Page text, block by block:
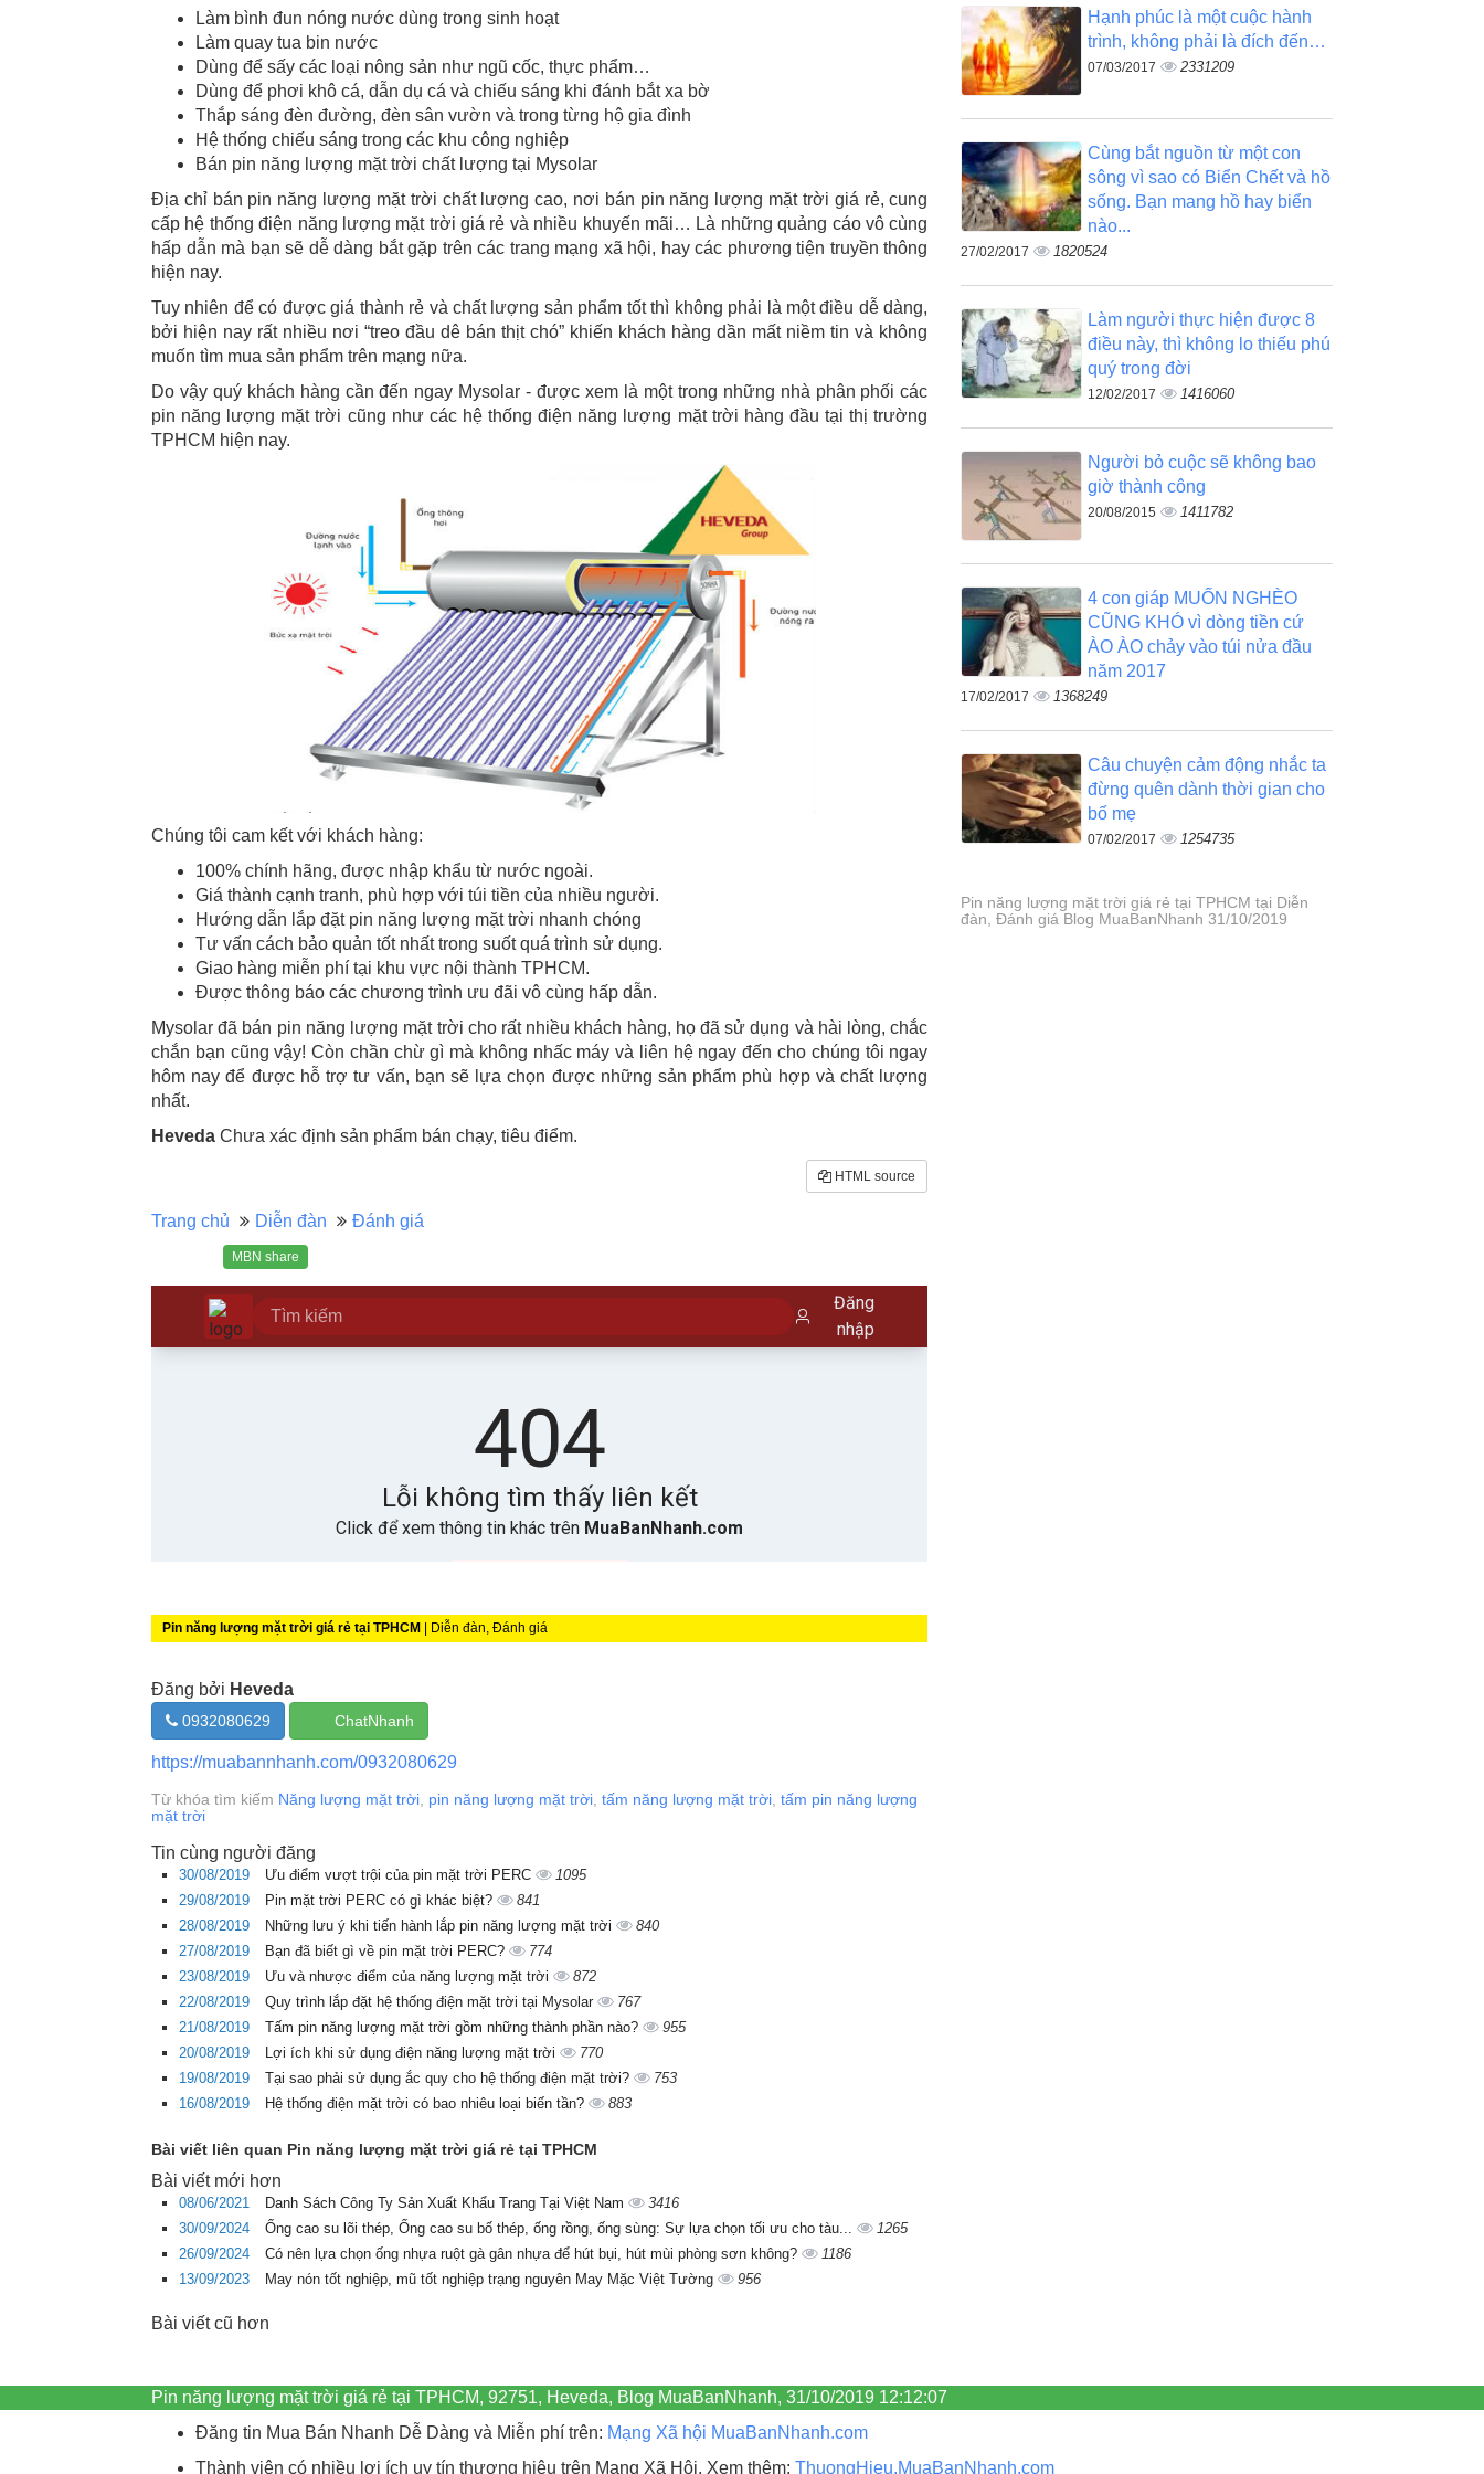
Làm bình đun nóng nước dùng trong sinh hoạt
Làm quay tua bin nước
Dùng để sấy các loại nông sản như ngũ cốc, thực phẩm…
Dùng để phơi khô cá, dẫn dụ cá và chiếu sáng khi đánh bắt xa bờ
Thắp sáng đèn đường, đèn sân vườn và trong từng hộ gia đình
Hệ thống chiếu sáng trong các khu công nghiệp
Bán pin năng lượng mặt trời chất lượng tại Mysolar
Địa chỉ bán pin năng lượng mặt trời chất lượng cao, nơi bán pin năng lượng mặt trời giá rẻ, cung
cấp hệ thống điện năng lượng mặt trời giá rẻ và nhiều khuyến mãi… Là những quảng cáo vô cùng
hấp dẫn mà bạn sẽ dễ dàng bắt gặp trên các trang mạng xã hội, hay các phương tiện truyền thông
hiện nay.
Tuy nhiên để có được giá thành rẻ và chất lượng sản phẩm tốt thì không phải là một điều dễ dàng,
bởi hiện nay rất nhiều nơi “treo đầu dê bán thịt chó” khiến khách hàng dần mất niềm tin và không
muốn tìm mua sản phẩm trên mạng nữa.
Do vậy quý khách hàng cần đến ngay Mysolar - được xem là một trong những nhà phân phối các
pin năng lượng mặt trời cũng như các hệ thống điện năng lượng mặt trời hàng đầu tại thị trường
TPHCM hiện nay.
Chúng tôi cam kết với khách hàng:
100% chính hãng, được nhập khẩu từ nước ngoài.
Giá thành cạnh tranh, phù hợp với túi tiền của nhiều người.
Hướng dẫn lắp đặt pin năng lượng mặt trời nhanh chóng
Tư vấn cách bảo quản tốt nhất trong suốt quá trình sử dụng.
Giao hàng miễn phí tại khu vực nội thành TPHCM.
Được thông báo các chương trình ưu đãi vô cùng hấp dẫn.
Mysolar đã bán pin năng lượng mặt trời cho rất nhiều khách hàng, họ đã sử dụng và hài lòng, chắc
chắn bạn cũng vậy! Còn chần chừ gì mà không nhấc máy và liên hệ ngay đến cho chúng tôi ngay
hôm nay để được hỗ trợ tư vấn, bạn sẽ lựa chọn được những sản phẩm phù hợp và chất lượng
nhất.
Heveda Chưa xác định sản phẩm bán chạy, tiêu điểm.
HTML source
Trang chủ Diễn đàn Đánh giá
MBN share
Pin năng lượng mặt trời giá rẻ tại TPHCM | Diễn đàn, Đánh giá
Đăng bởi Heveda
0932080629 ChatNhanh
https://muabannhanh.com/0932080629
Từ khóa tìm kiếm Năng lượng mặt trời, pin năng lượng mặt trời, tấm năng lượng mặt trời, tấm pin năng lượng
mặt trời
Tin cùng người đăng
30/08/2019 Ưu điểm vượt trội của pin mặt trời PERC
1095
29/08/2019
Pin mặt trời PERC có gì khác biệt?
841
28/08/2019
Những lưu ý khi tiến hành lắp pin năng lượng mặt trời
840
27/08/2019
Bạn đã biết gì về pin mặt trời PERC?
774
23/08/2019
Ưu và nhược điểm của năng lượng mặt trời
872
22/08/2019
Quy trình lắp đặt hệ thống điện mặt trời tại Mysolar
767
21/08/2019
Tấm pin năng lượng mặt trời gồm những thành phần nào?
955
20/08/2019
Lợi ích khi sử dụng điện năng lượng mặt trời
770
19/08/2019
Tại sao phải sử dụng ắc quy cho hệ thống điện mặt trời?
753
16/08/2019
Hệ thống điện mặt trời có bao nhiêu loại biến tần? 883
Bài viết liên quan Pin năng lượng mặt trời giá rẻ tại TPHCM
Bài viết mới hơn
08/06/2021 Danh Sách Công Ty Sản Xuất Khẩu Trang Tại Việt Nam
3416
30/09/2024
Ống cao su lõi thép, Ống cao su bố thép, ống rồng, ống sùng: Sự lựa chọn tối ưu cho tàu...
1265
26/09/2024
Có nên lựa chọn ống nhựa ruột gà gân nhựa để hút bụi, hút mùi phòng sơn không?
1186
13/09/2023
May nón tốt nghiệp, mũ tốt nghiệp trạng nguyên May Mặc Việt Tường 956
Bài viết cũ hơn
Hạnh phúc là một cuộc hành
trình, không phải là đích đến…
07/03/2017 2331209
Cùng bắt nguồn từ một con
sông vì sao có Biển Chết và hồ
sống. Bạn mang hồ hay biển
nào...
27/02/2017 1820524
Làm người thực hiện được 8
điều này, thì không lo thiếu phú
quý trong đời
12/02/2017 1416060
Người bỏ cuộc sẽ không bao
giờ thành công
20/08/2015 1411782
4 con giáp MUỐN NGHÈO
CŨNG KHÓ vì dòng tiền cứ
ÀO ÀO chảy vào túi nửa đầu
năm 2017
17/02/2017 1368249
Câu chuyện cảm động nhắc ta
đừng quên dành thời gian cho
bố mẹ
07/02/2017 1254735
Pin năng lượng mặt trời giá rẻ tại TPHCM tại Diễn
đàn, Đánh giá Blog MuaBanNhanh 31/10/2019
Pin năng lượng mặt trời giá rẻ tại TPHCM, 92751, Heveda, Blog MuaBanNhanh, 31/10/2019 12:12:07
Đăng tin Mua Bán Nhanh Dễ Dàng và Miễn phí trên: Mạng Xã hội MuaBanNhanh.com
Thành viên có nhiều lợi ích uy tín thương hiệu trên Mạng Xã Hội, Xem thêm: ThuongHieu.MuaBanNhanh.com